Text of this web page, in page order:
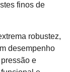
finos de
robustez,
desempenho
e